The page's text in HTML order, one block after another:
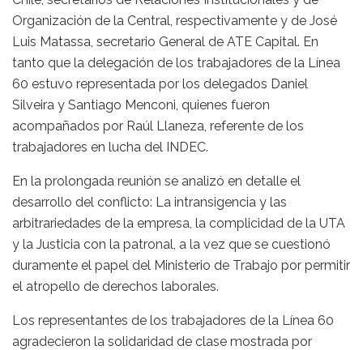
Organización de la Central, respectivamente y de José
Luis Matassa, secretario General de ATE Capital. En
tanto que la delegación de los trabajadores de la Línea
60 estuvo representada por los delegados Daniel
Silveira y Santiago Menconi, quienes fueron
acompañados por Raúl Llaneza, referente de los
trabajadores en lucha del INDEC.
En la prolongada reunión se analizó en detalle el
desarrollo del conflicto: La intransigencia y las
arbitrariedades de la empresa, la complicidad de la UTA
y la Justicia con la patronal, a la vez que se cuestionó
duramente el papel del Ministerio de Trabajo por permitir
el atropello de derechos laborales.
Los representantes de los trabajadores de la Línea 60
agradecieron la solidaridad de clase mostrada por